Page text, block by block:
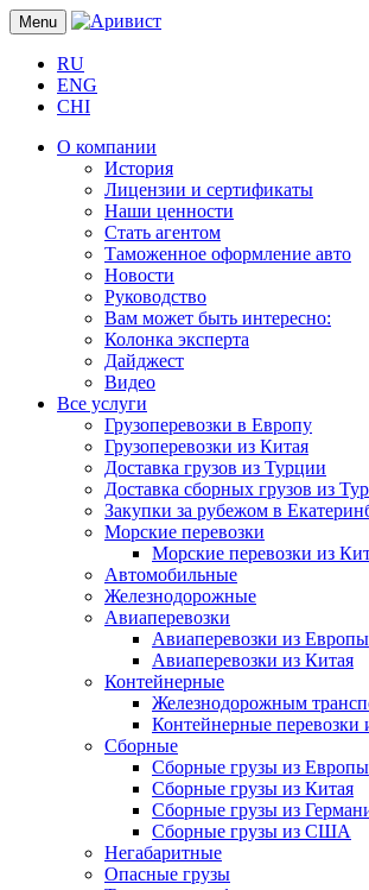
Menu
RU
ENG
CHI
О компании
История
Лицензии и сертификаты
Наши ценности
Стать агентом
Таможенное оформление авто
Новости
Руководство
Вам может быть интересно:
Колонка эксперта
Дайджест
Видео
Все услуги
Грузоперевозки в Европу
Грузоперевозки из Китая
Доставка грузов из Турции
Доставка сборных грузов из
Закупки за рубежом в
Морские перевозки
Морские перевозки из
Автомобильные
Железнодорожные
Авиаперевозки
Авиаперевозки из Европы
Авиаперевозки из Китая
Контейнерные
Железнодорожным
Контейнерные перевозки
Сборные
Сборные грузы из Европы
Сборные грузы из Китая
Сборные грузы из
Сборные грузы из США
Негабаритные
Опасные грузы